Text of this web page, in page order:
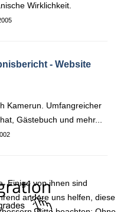
Wirklichkeit.
- Website
Kamerun. Umfangreicher
Gästebuch und mehr...
Einige von ihnen sind
andere uns helfen, diese